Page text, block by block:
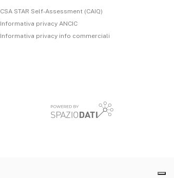
CSA STAR Self-Assessment (CAIQ)
Informativa privacy ANCIC
Informativa privacy info commerciali